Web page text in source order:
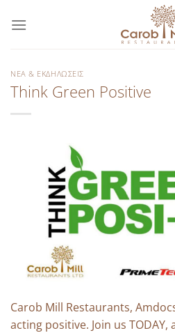
στο
ΝΈΑ & ΕΚΔΗΛΏΣΕΙΣ
Think Green Positive
Carob Mill Restaurants,
acting positive. Join us